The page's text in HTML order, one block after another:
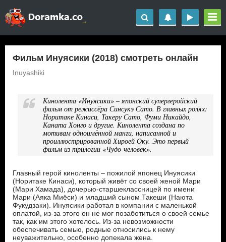
Фильм Инуясики (2018) смотреть онлайн
Inuyashiki
Кинолента «Инуясики» – японский супергеройский
фильм от режиссёра Синсукэ Сато. В главных ролях:
Норитаке Кинаси, Такеру Сато, Фуми Никайдо,
Каната Хонго и другие. Кинолента создана по
мотивам одноимённой манги, написанной и
проиллюстрированной Хироей Оку. Это первый
фильм из трилогии «Чудо-человек».
Главный герой киноленты – пожилой японец Инуясики
(Норитаке Кинаси), который живёт со своей женой Мари
(Мари Хамада), дочерью-старшеклассницей по имени
Мари (Аяка Миёси) и младший сыном Такеши (Наюта
Фукудзаки). Инуясики работал в компании с маленькой
оплатой, из-за этого он не мог позаботиться о своей семье
так, как им этого хотелось. Из-за невозможности
обеспечивать семью, родные относились к нему
неуважительно, особенно допекала жена.